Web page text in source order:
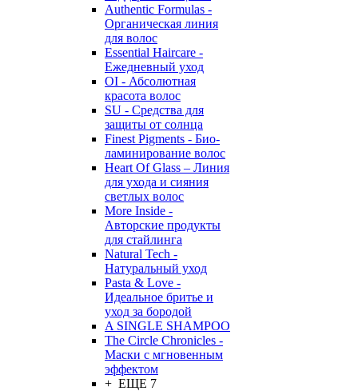
Authentic Formulas -
Органическая линия
для волос
Essential Haircare -
Eжедневный уход
OI - Абсолютная
красота волос
SU - Средства для
защиты от солнца
Finest Pigments - Био-
ламинирование волос
Heart Of Glass – Линия
для ухода и сияния
светлых волос
More Inside -
Авторские продукты
для стайлинга
Natural Tech -
Натуральный уход
Pasta & Love -
Идеальное бритье и
уход за бородой
A SINGLE SHAMPOO
The Circle Chronicles -
Маски с мгновенным
эффектом
+ ЕЩЕ 7